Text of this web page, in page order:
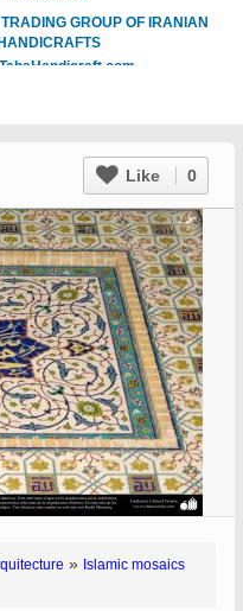
GROUP OF IRANIAN
HANDICRAFTS
Like 0
» Islamic mosaics